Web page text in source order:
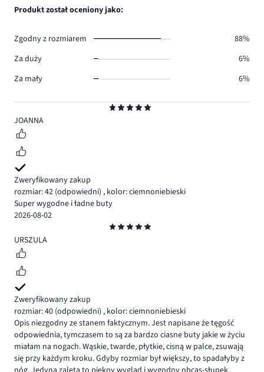
5
JOANNA
Zweryfikowany zakup
rozmiar: 42 (odpowiedni) , kolor: ciemnoniebieski
Super wygodne i ładne buty
2026-08-02
5
URSZULA
Zweryfikowany zakup
rozmiar: 40 (odpowiedni) , kolor: ciemnoniebieski
Opis niezgodny ze stanem faktycznym. Jest napisane że tęgość
odpowiednia, tymczasem to są za bardzo ciasne buty jakie w życiu
miałam na nogach. Wąskie, twarde, płytkie, cisną w palce, zsuwają
się przy każdym kroku. Gdyby rozmiar był większy, to spadałyby z
Produkt został oceniony jako:
Zgodny z rozmiarem
88%
Za duży
6%
Za mały
6%